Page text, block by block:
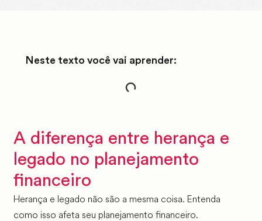
A diferença entre herança e
legado no planejamento
financeiro
Herança e legado não são a mesma coisa. Entenda
como isso afeta seu planejamento financeiro.
Neste texto você vai aprender: